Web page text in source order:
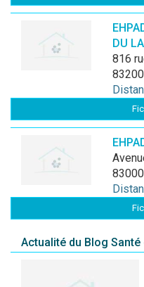
DU
816
Actualité du Blog Santé